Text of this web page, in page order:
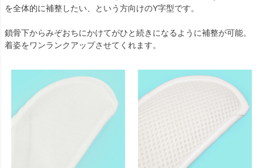
を全体的に補整したい、という方向けのY字型です。
鎖骨下からみぞおちにかけてがひと続きになるように補整が可能。
着姿をワンランクアップさせてくれます。